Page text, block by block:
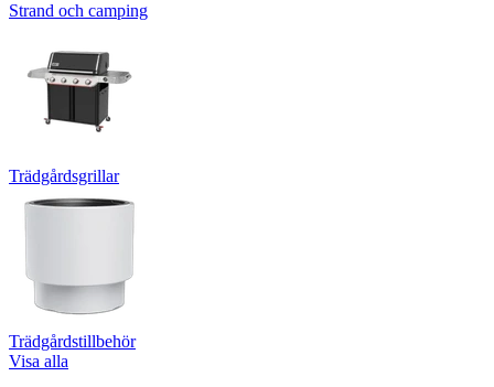
Strand och camping
Trädgårdsgrillar
Trädgårdstillbehör
Visa alla